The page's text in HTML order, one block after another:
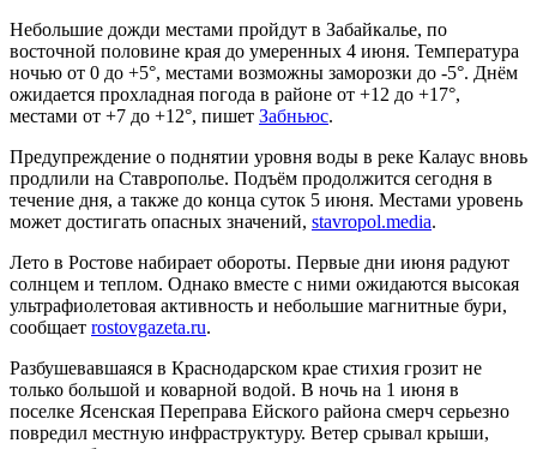
Небольшие дожди местами пройдут в Забайкалье, по
восточной половине края до умеренных 4 июня. Температура
ночью от 0 до +5°, местами возможны заморозки до -5°. Днём
ожидается прохладная погода в районе от +12 до +17°,
местами от +7 до +12°, пишет Забньюс.
Предупреждение о поднятии уровня воды в реке Калаус вновь
продлили на Ставрополье. Подъём продолжится сегодня в
течение дня, а также до конца суток 5 июня. Местами уровень
может достигать опасных значений, stavropol.media.
Лето в Ростове набирает обороты. Первые дни июня радуют
солнцем и теплом. Однако вместе с ними ожидаются высокая
ультрафиолетовая активность и небольшие магнитные бури,
сообщает rostovgazeta.ru.
Разбушевавшаяся в Краснодарском крае стихия грозит не
только большой и коварной водой. В ночь на 1 июня в
поселке Ясенская Переправа Ейского района смерч серьезно
повредил местную инфраструктуру. Ветер срывал крыши,